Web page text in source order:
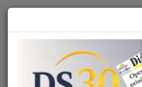
Faça sua pesquisa...